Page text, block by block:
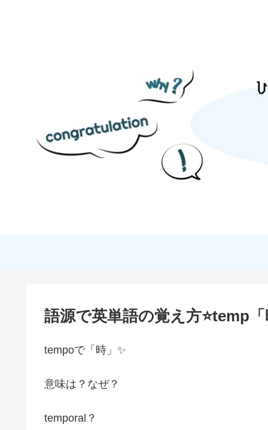
語源で英単語の覚え方⭐temp
tempoで「時」✨
意味は？なぜ？
temporal？